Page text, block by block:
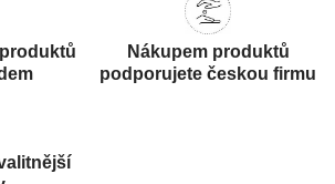
Nákupem produktů
podporujete českou firmu